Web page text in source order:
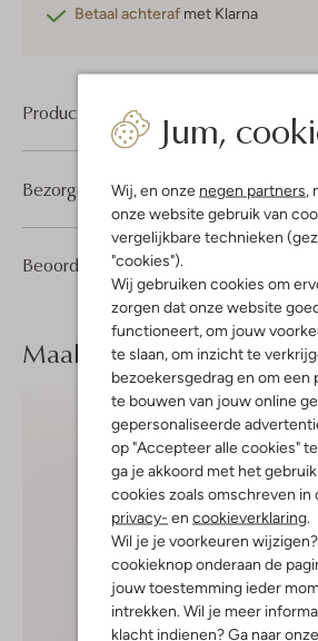
Jum,
Wij, en onze negen partners
onze website gebruik van
vergelijkbare technieken
"cookies").
Wij gebruiken cookies om
zorgen dat onze website
functioneert, om jouw
te slaan, om inzicht te
bezoekersgedrag en om een
te bouwen van jouw online
gepersonaliseerde
op "Accepteer alle cookies" te
ga je akkoord met het gebruik
cookies zoals omschreven in
privacy- en cookieverklaring
Wil je je voorkeuren
cookieknop onderaan de
jouw toestemming ieder
intrekken. Wil je meer
klacht indienen? Ga naar onze
Betaal achteraf met Klarna
Product informatie
Beoordelingen (15)
Sterren
Bezorgen & retourneren
Maak jelook compleet